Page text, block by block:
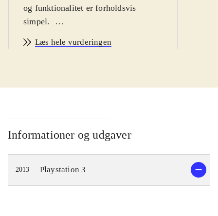
og funktionalitet er forholdsvis
simpel.
Oliver, som begiver sig ud på en
parallelverdenen Ni no Kuni. På
ekstraordinære karakterer, og flere af
dem bliver hjælpsomme allierede. De
guider Oliver når han udforsker
parallelverdenen og lærer ham
magiske tricks, som vil gøre ham
stærk nok til at konfrontere hans
Læs hele vurderingen
Informationer og udgaver
2013 Playstation 3